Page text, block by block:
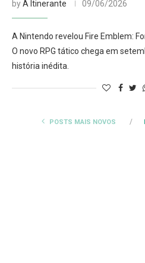
byA Itinerante 09/06/2026
A Nintendo revelou Fire Emblem:
O novo RPG tático chega em
história inédita.
POSTS MAIS NOVOS